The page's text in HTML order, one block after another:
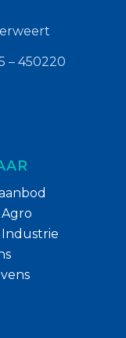
– 450220